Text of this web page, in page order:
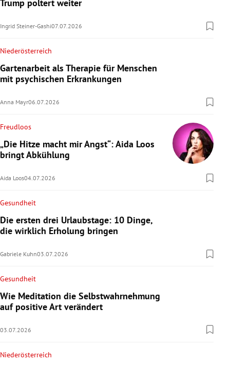
Trump poltert weiter
Ingrid Steiner-Gashi07.07.2026
Niederösterreich
Gartenarbeit als Therapie für Menschen
mit psychischen Erkrankungen
Anna Mayr06.07.2026
Freudloos
„Die Hitze macht mir Angst“: Aida Loos
bringt Abkühlung
Aida Loos04.07.2026
Gesundheit
Die ersten drei Urlaubstage: 10 Dinge,
die wirklich Erholung bringen
Gabriele Kuhn03.07.2026
Gesundheit
Wie Meditation die Selbstwahrnehmung
auf positive Art verändert
03.07.2026
Niederösterreich